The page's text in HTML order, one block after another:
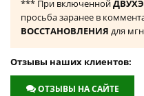
*** При включенной
просьба заранее в
ВОССТАНОВЛЕНИЯ для
Отзывы наших клиентов:
ОТЗЫВЫ НА САЙТЕ